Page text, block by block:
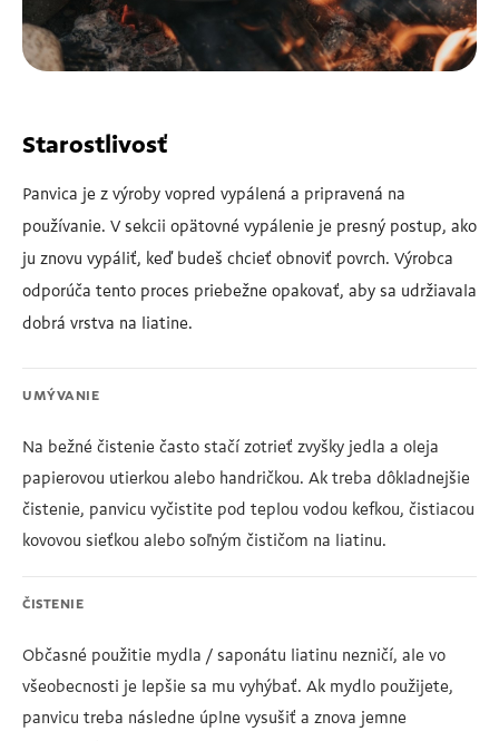
Starostlivosť
Panvica je z výroby vopred vypálená a pripravená na
používanie. V sekcii opätovné vypálenie je presný postup, ako
ju znovu vypáliť, keď budeš chcieť obnoviť povrch. Výrobca
odporúča tento proces priebežne opakovať, aby sa udržiavala
dobrá vrstva na liatine.
UMÝVANIE
Na bežné čistenie často stačí zotrieť zvyšky jedla a oleja
papierovou utierkou alebo handričkou. Ak treba dôkladnejšie
čistenie, panvicu vyčistite pod teplou vodou kefkou, čistiacou
kovovou sieťkou alebo soľným čističom na liatinu.
ČISTENIE
Občasné použitie mydla / saponátu liatinu nezničí, ale vo
všeobecnosti je lepšie sa mu vyhýbať. Ak mydlo použijete,
panvicu treba následne úplne vysušiť a znova jemne